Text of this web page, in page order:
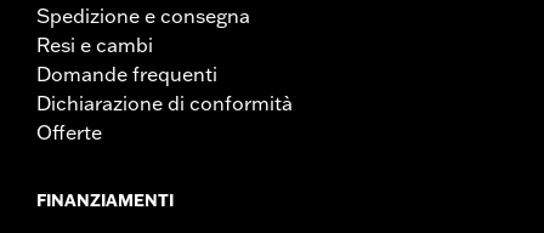
Spedizione e consegna
Resi e cambi
Domande frequenti
Dichiarazione di conformità
Offerte
FINANZIAMENTI